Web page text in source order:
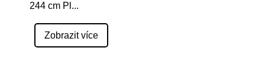
244 cm Pl ...
Zobrazit více